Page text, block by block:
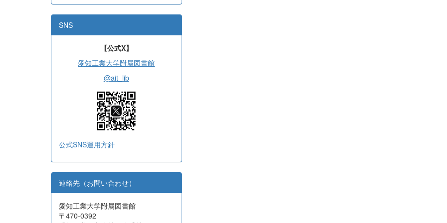
SNS
【公式X】
愛知工業大学附属図書館
@ait_lib
公式SNS運用方針
連絡先（お問い合わせ）
愛知工業大学附属図書館
〒470-0392